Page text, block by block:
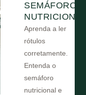
SEMÁFORO
NUTRICIONAL
Aprenda a ler
rótulos
corretamente.
Entenda o
semáforo
nutricional e